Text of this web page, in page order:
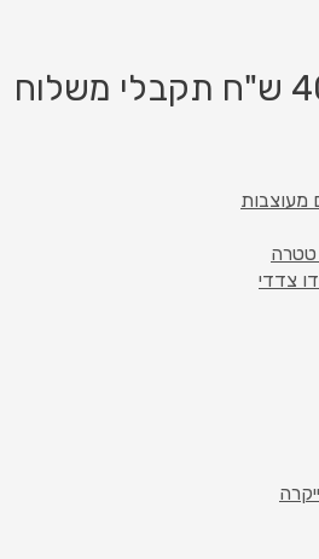
בקנייה מעל 400 ש"ח תקבלי משלוח
מעוצבות
צדדי